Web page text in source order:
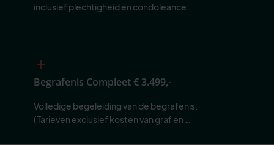
inclusief plechtigheid én condoleance.
Begrafenis Compleet€ 3.499,-
Volledige begeleiding van de begrafenis.
(Tarieven exclusief kosten van graf en